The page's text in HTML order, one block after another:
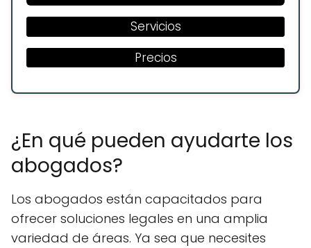
Servicios
Precios
¿En qué pueden ayudarte los
abogados?
Los abogados están capacitados para
ofrecer soluciones legales en una amplia
variedad de áreas. Ya sea que necesites